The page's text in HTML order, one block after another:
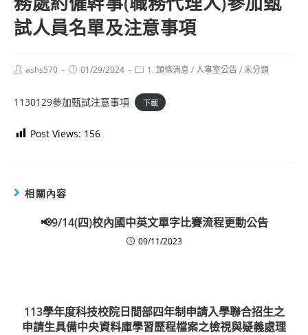
試人員名單及注意事項
Postashs570
Post01/29/2024
Post1. 頭條消息 /人事室公告/未分類
1130129參加甄試注意事項 下載
Post Views: 156
相關內容
📢9/14(四)校內國中英文單字比賽流程更動公告
09/11/2023
113學年度科技校院日間部四年制申請入學聯合招生之
申請生具備中央資料庫學習歷程檔案之檢視與疑義處理